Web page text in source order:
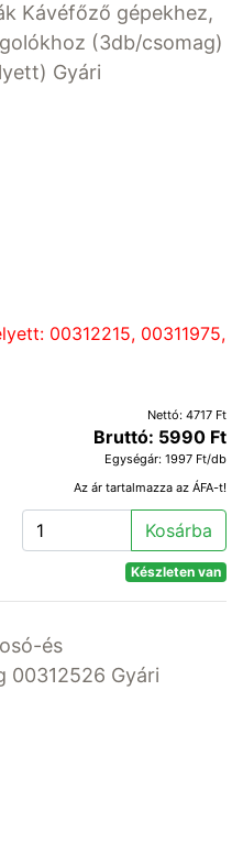
Kávéfőző gépekhez,
(3db/csomag)
Gyári
00312215, 00311975,
Nettó: 4717 Ft
Bruttó: 5990 Ft
Egységár: 1997 Ft/db
Az ár tartalmazza az ÁFA-t!
Kosárba
Készleten van
és
00312526 Gyári